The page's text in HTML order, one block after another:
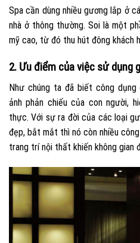
Spa cần dùng nhiều gương lắp ở
nhà ở thông thường. Soi là một
mỹ cao, từ đó thu hút đông khách
2. Ưu điểm của việc sử dụng
Như chúng ta đã biết công
ảnh phản chiếu của con người,
thực. Với sự ra đời của các loại
đẹp, bắt mắt thì nó còn nhiều
trang trí nội thất khiến không gian